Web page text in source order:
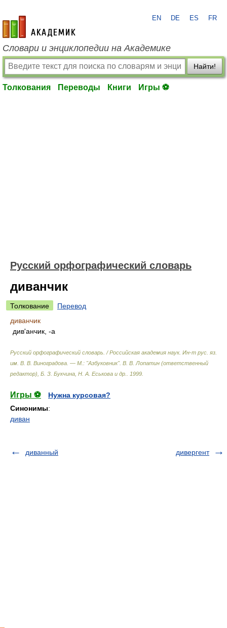
academic.ru
EN DE ES FR
Словари и энциклопедии на Академике
Найти!
Толкования Переводы Книги Игры ⚽
Русский орфографический словарь
диванчик
Толкование
Перевод
диванчик
див'анчик, -а
Русский орфографический словарь. / Российская академия наук. Ин-т рус. яз.
им. В. В. Виноградова. — М.: "Азбуковник". В. В. Лопатин (ответственный
редактор), Б. З. Букчина, Н. А. Еськова и др.
1999
Игры ⚽
Нужна курсовая?
Синонимы:
диван
диванный дивергент